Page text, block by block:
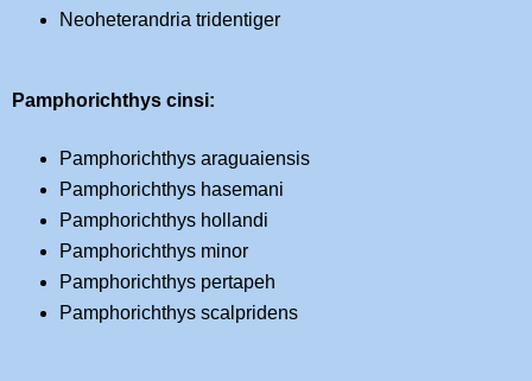
Neoheterandria tridentiger
Pamphorichthys cinsi:
Pamphorichthys araguaiensis
Pamphorichthys hasemani
Pamphorichthys hollandi
Pamphorichthys minor
Pamphorichthys pertapeh
Pamphorichthys scalpridens